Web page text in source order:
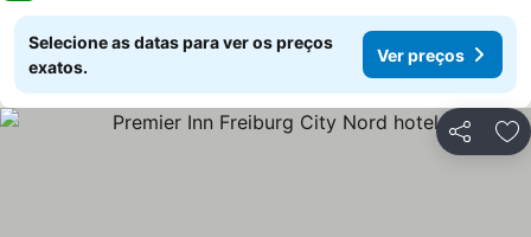
Selecione as datas para ver os preços
exatos.
Ver preços
Partilhar